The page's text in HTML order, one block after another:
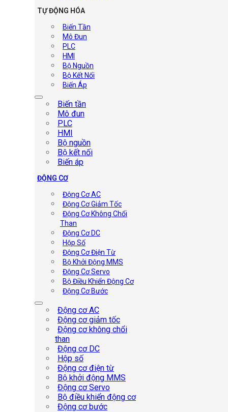
TỰ ĐỘNG HÓA
Biến Tần
Mô Đun
PLC
HMI
Bộ Nguồn
Bộ Kết Nối
Biến Áp
Biến tần
Mô đun
PLC
HMI
Bộ nguồn
Bộ kết nối
Biến áp
ĐỘNG CƠ
Động Cơ AC
Động Cơ Giảm Tốc
Động Cơ Không Chổi
Than
Động Cơ DC
Hộp Số
Động Cơ Điện Từ
Bộ Khởi Động MMS
Động Cơ Servo
Bộ Điều Khiển Động Cơ
Động Cơ Bước
Động cơ AC
Động cơ giảm tốc
Động cơ không chổi
than
Động cơ DC
Hộp số
Động cơ điện từ
Bộ khởi động MMS
Động cơ Servo
Bộ điều khiển động cơ
Động cơ bước